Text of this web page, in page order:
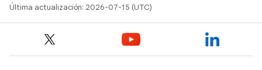
Última actualización: 2026-07-15 (UTC)